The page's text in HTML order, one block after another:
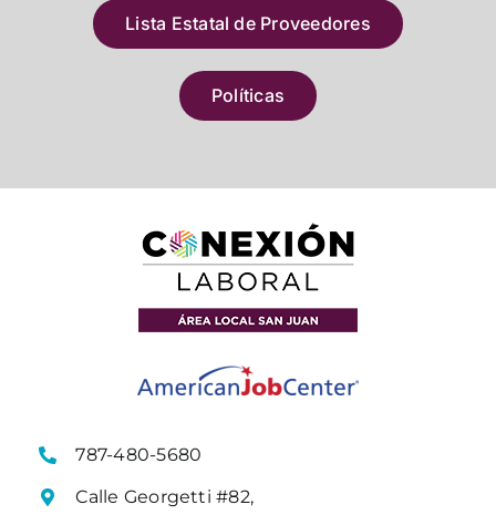
Lista Estatal de Proveedores
Políticas
787-480-5680
Calle Georgetti #82,